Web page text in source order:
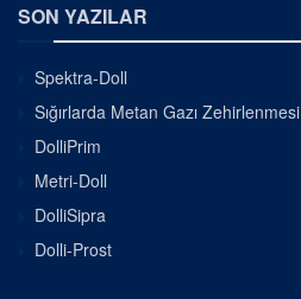
SON YAZILAR
Spektra-Doll
Sığırlarda Metan Gazı Zehirlenmesi
DolliPrim
Metri-Doll
DolliSipra
Dolli-Prost